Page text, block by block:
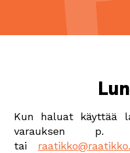
Kun haluat käyttää
varauksen
tai